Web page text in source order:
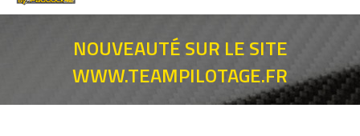
NOUVEAUTÉ SUR LE SITE
WWW.TEAMPILOTAGE.FR
Vous êtes ici :